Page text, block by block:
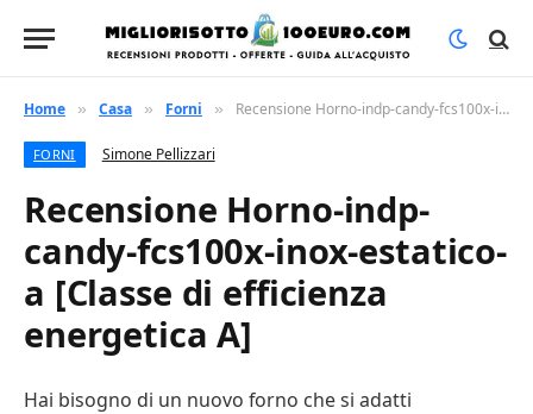
Home » Casa » Forni » Recensione Horno-indp-candy-fcs100x-inox-estatico-a [Classe di efficienza energetica A]
FORNI Simone Pellizzari
Recensione Horno-indp-
candy-fcs100x-inox-estatico-
a [Classe di efficienza
energetica A]
Hai bisogno di un nuovo forno che si adatti